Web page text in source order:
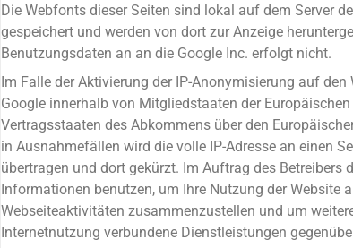
Die Webfonts dieser Seiten sind lokal auf dem Server
gespeichert und werden von dort zur Anzeige
Benutzungsdaten an an die Google Inc. erfolgt nicht.
Im Falle der Aktivierung der IP-Anonymisierung auf den
Google innerhalb von Mitgliedstaaten der
Vertragsstaaten des Abkommens über den
in Ausnahmefällen wird die volle IP-Adresse an einen
übertragen und dort gekürzt. Im Auftrag des Betreibers
Informationen benutzen, um Ihre Nutzung der Website
Webseiteaktivitäten zusammenzustellen und um
Internetnutzung verbundene Dienstleistungen